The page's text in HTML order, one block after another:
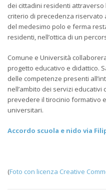
dei cittadini residenti
criterio di precedenza riservato
del medesimo polo e ferma
residenti, nell’ottica di un
Comune e Università
progetto educativo e didattico.
delle competenze presenti
nell’ambito dei servizi
prevedere il tirocinio formativo
universitari.
Accordo scuola e nido via
(Foto con licenza Creative